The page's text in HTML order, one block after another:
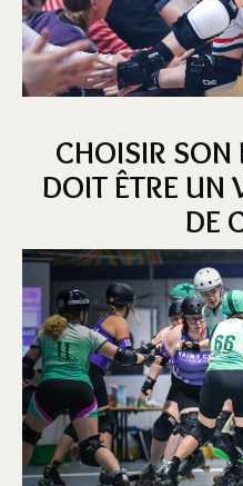
CHOISIR SON
DOIT ÊTRE UN
DE